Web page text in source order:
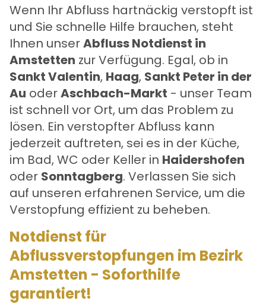
Wenn Ihr Abfluss hartnäckig verstopft ist
und Sie schnelle Hilfe brauchen, steht
Ihnen unserAbfluss Notdienst in
Amstetten zur Verfügung. Egal, ob in
Sankt Valentin, Haag, Sankt Peter in der
Au oderAschbach-Markt - unser Team
ist schnell vor Ort, um das Problem zu
lösen. Ein verstopfter Abfluss kann
jederzeit auftreten, sei es in der Küche,
im Bad, WC oder Keller in Haidershofen
oder Sonntagberg. Verlassen Sie sich
auf unseren erfahrenen Service, um die
Verstopfung effizient zu beheben.
Notdienst für
Abflussverstopfungen im Bezirk
Amstetten - Soforthilfe
garantiert!